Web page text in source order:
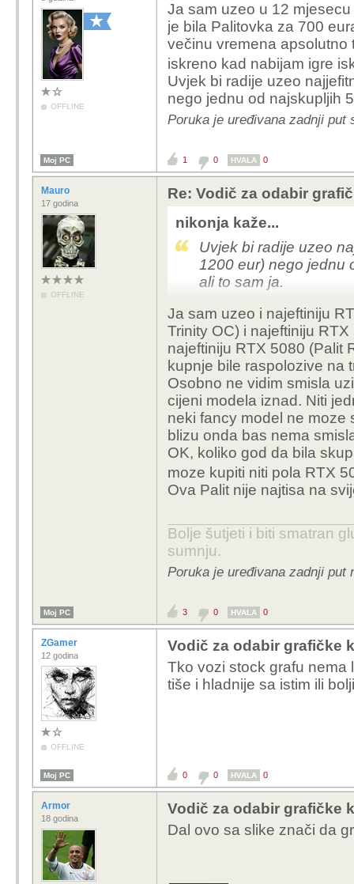
OFFLINE
Ja sam uzeo u 12
je bila Palitovka za 700
večinu vremena apsolutno
iskreno kad nabijam igre
Uvjek bi radije uzeo
nego jednu od najskupljih
Poruka je uređivana zadnji put
Moj PC 1 0 HVALA 0
Mauro
17 godina
OFFLINE
Re: Vodič za odabir
nikonja kaže...
Uvjek bi radije uzeo
1200 eur) nego jednu
ali to sam ja.
Ja sam uzeo i najeftiniju
Trinity OC) i najeftiniju
najeftiniju RTX 5080 (Palit
kupnje bile raspolozive na
Osobno ne vidim smisla
cijeni modela iznad. Niti
neki fancy model ne moze
blizu onda bas nema
OK, koliko god da bila
moze kupiti niti pola RTX
Ova Palit nije najtisa na
Bolje šutjeti i biti smatran
sumnju.
Poruka je uređivana zadnji put
Moj PC 3 0 HVALA 0
ZGamer
12 godina
OFFLINE
Vodič za odabir grafičke
Tko vozi stock grafu nema
tiše i hladnije sa istim ili
Moj PC 0 0 HVALA 0
Armor
18 godina
Vodič za odabir grafičke
Dal ovo sa slike znači da